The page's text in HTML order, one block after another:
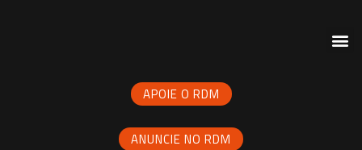
APOIE O RDM
ANUNCIE NO RDM